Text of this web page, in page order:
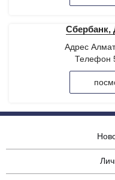
Сбербанк,
Адрес
Телефон